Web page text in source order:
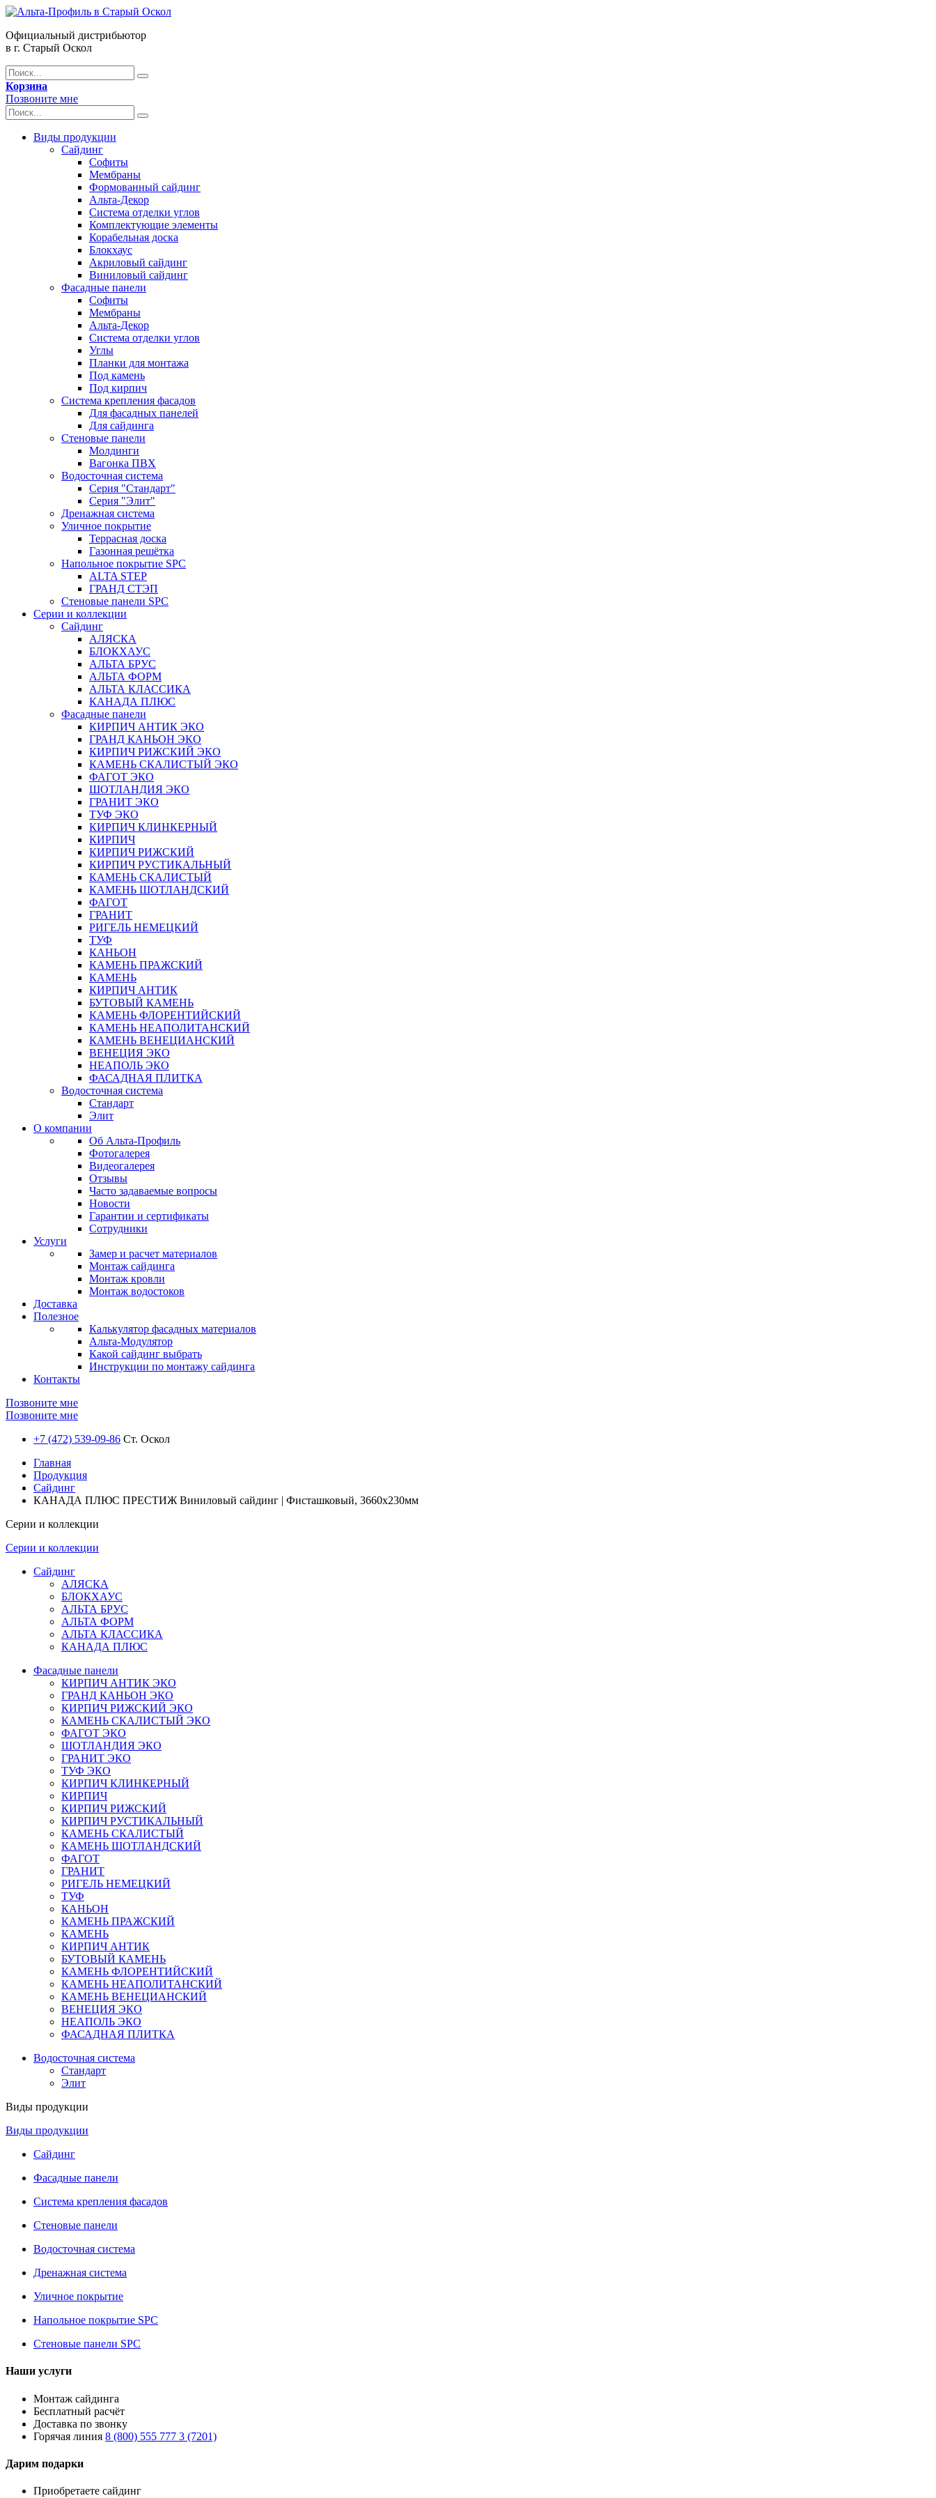
Официальный дистрибьютор
в г. Старый Оскол
Корзина
Позвоните мне
Виды продукции
Сайдинг
Софиты
Мембраны
Формованный сайдинг
Альта-Декор
Система отделки углов
Комплектующие элементы
Корабельная доска
Блокхаус
Акриловый сайдинг
Виниловый сайдинг
Фасадные панели
Софиты
Мембраны
Альта-Декор
Система отделки углов
Углы
Планки для монтажа
Под камень
Под кирпич
Система крепления фасадов
Для фасадных панелей
Для сайдинга
Стеновые панели
Молдинги
Вагонка ПВХ
Водосточная система
Серия "Стандарт"
Серия "Элит"
Дренажная система
Уличное покрытие
Террасная доска
Газонная решётка
Напольное покрытие SPC
ALTA STEP
ГРАНД СТЭП
Стеновые панели SPC
Серии и коллекции
Сайдинг
АЛЯСКА
БЛОКХАУС
АЛЬТА БРУС
АЛЬТА ФОРМ
АЛЬТА КЛАССИКА
КАНАДА ПЛЮС
Фасадные панели
КИРПИЧ АНТИК ЭКО
ГРАНД КАНЬОН ЭКО
КИРПИЧ РИЖСКИЙ ЭКО
КАМЕНЬ СКАЛИСТЫЙ ЭКО
ФАГОТ ЭКО
ШОТЛАНДИЯ ЭКО
ГРАНИТ ЭКО
ТУФ ЭКО
КИРПИЧ КЛИНКЕРНЫЙ
КИРПИЧ
КИРПИЧ РИЖСКИЙ
КИРПИЧ РУСТИКАЛЬНЫЙ
КАМЕНЬ СКАЛИСТЫЙ
КАМЕНЬ ШОТЛАНДСКИЙ
ФАГОТ
ГРАНИТ
РИГЕЛЬ НЕМЕЦКИЙ
ТУФ
КАНЬОН
КАМЕНЬ ПРАЖСКИЙ
КАМЕНЬ
КИРПИЧ АНТИК
БУТОВЫЙ КАМЕНЬ
КАМЕНЬ ФЛОРЕНТИЙСКИЙ
КАМЕНЬ НЕАПОЛИТАНСКИЙ
КАМЕНЬ ВЕНЕЦИАНСКИЙ
ВЕНЕЦИЯ ЭКО
НЕАПОЛЬ ЭКО
ФАСАДНАЯ ПЛИТКА
Водосточная система
Стандарт
Элит
О компании
Об Альта-Профиль
Фотогалерея
Видеогалерея
Отзывы
Часто задаваемые вопросы
Новости
Гарантии и сертификаты
Сотрудники
Услуги
Замер и расчет материалов
Монтаж сайдинга
Монтаж кровли
Монтаж водостоков
Доставка
Полезное
Калькулятор фасадных материалов
Альта-Модулятор
Какой сайдинг выбрать
Инструкции по монтажу сайдинга
Контакты
Позвоните мне
Позвоните мне
+7 (472) 539-09-86 Ст. Оскол
Главная
Продукция
Сайдинг
КАНАДА ПЛЮС ПРЕСТИЖ Виниловый сайдинг | Фисташковый, 3660х230мм
Серии и коллекции
Серии и коллекции
Сайдинг
АЛЯСКА
БЛОКХАУС
АЛЬТА БРУС
АЛЬТА ФОРМ
АЛЬТА КЛАССИКА
КАНАДА ПЛЮС
Фасадные панели
КИРПИЧ АНТИК ЭКО
ГРАНД КАНЬОН ЭКО
КИРПИЧ РИЖСКИЙ ЭКО
КАМЕНЬ СКАЛИСТЫЙ ЭКО
ФАГОТ ЭКО
ШОТЛАНДИЯ ЭКО
ГРАНИТ ЭКО
ТУФ ЭКО
КИРПИЧ КЛИНКЕРНЫЙ
КИРПИЧ
КИРПИЧ РИЖСКИЙ
КИРПИЧ РУСТИКАЛЬНЫЙ
КАМЕНЬ СКАЛИСТЫЙ
КАМЕНЬ ШОТЛАНДСКИЙ
ФАГОТ
ГРАНИТ
РИГЕЛЬ НЕМЕЦКИЙ
ТУФ
КАНЬОН
КАМЕНЬ ПРАЖСКИЙ
КАМЕНЬ
КИРПИЧ АНТИК
БУТОВЫЙ КАМЕНЬ
КАМЕНЬ ФЛОРЕНТИЙСКИЙ
КАМЕНЬ НЕАПОЛИТАНСКИЙ
КАМЕНЬ ВЕНЕЦИАНСКИЙ
ВЕНЕЦИЯ ЭКО
НЕАПОЛЬ ЭКО
ФАСАДНАЯ ПЛИТКА
Водосточная система
Стандарт
Элит
Виды продукции
Виды продукции
Сайдинг
Фасадные панели
Система крепления фасадов
Стеновые панели
Водосточная система
Дренажная система
Уличное покрытие
Напольное покрытие SPC
Стеновые панели SPC
Наши услуги
Монтаж сайдинга
Бесплатный расчёт
Доставка по звонку
Горячая линия 8 (800) 555 777 3 (7201)
Дарим подарки
Приобретаете сайдинг